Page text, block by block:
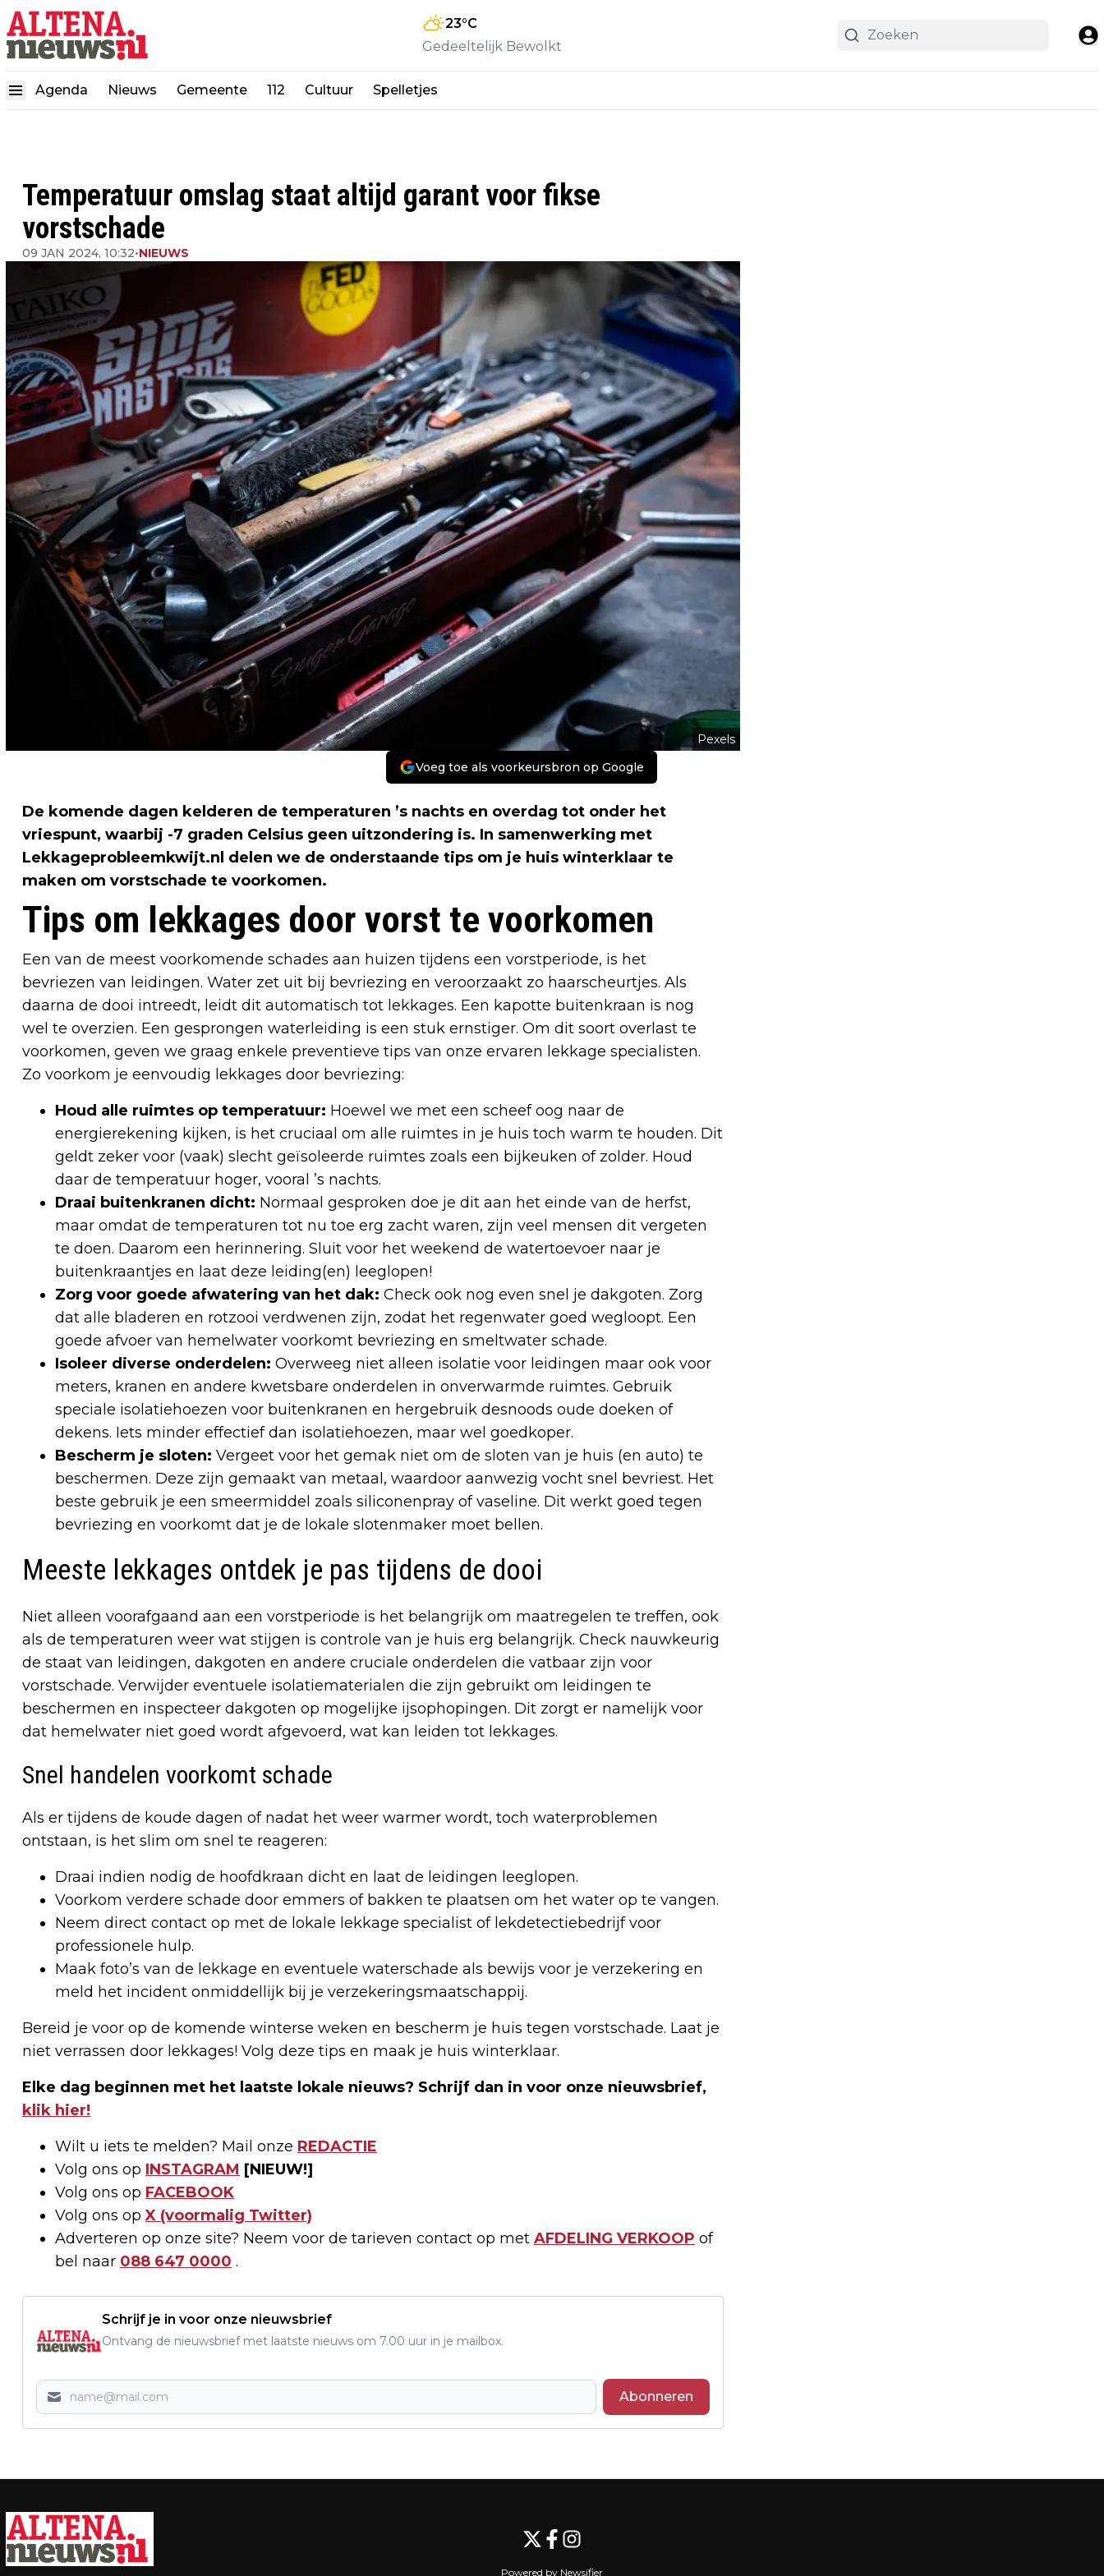
23°C
Gedeeltelijk Bewolkt
Agenda Nieuws Gemeente 112 Cultuur Spelletjes
Temperatuur omslag staat altijd garant voor fikse
vorstschade
09 JAN 2024, 10:32•NIEUWS
Pexels
Voeg toe als voorkeursbron op Google
De komende dagen kelderen de temperaturen ’s nachts en overdag tot onder het
vriespunt, waarbij -7 graden Celsius geen uitzondering is. In samenwerking met
Lekkageprobleemkwijt.nl delen we de onderstaande tips om je huis winterklaar te
maken om vorstschade te voorkomen.
Tips om lekkages door vorst te voorkomen
Een van de meest voorkomende schades aan huizen tijdens een vorstperiode, is het
bevriezen van leidingen. Water zet uit bij bevriezing en veroorzaakt zo haarscheurtjes. Als
daarna de dooi intreedt, leidt dit automatisch tot lekkages. Een kapotte buitenkraan is nog
wel te overzien. Een gesprongen waterleiding is een stuk ernstiger. Om dit soort overlast te
voorkomen, geven we graag enkele preventieve tips van onze ervaren lekkage specialisten.
Zo voorkom je eenvoudig lekkages door bevriezing:
Houd alle ruimtes op temperatuur: Hoewel we met een scheef oog naar de
energierekening kijken, is het cruciaal om alle ruimtes in je huis toch warm te houden. Dit
geldt zeker voor (vaak) slecht geïsoleerde ruimtes zoals een bijkeuken of zolder. Houd
daar de temperatuur hoger, vooral ’s nachts.
Draai buitenkranen dicht: Normaal gesproken doe je dit aan het einde van de herfst,
maar omdat de temperaturen tot nu toe erg zacht waren, zijn veel mensen dit vergeten
te doen. Daarom een herinnering. Sluit voor het weekend de watertoevoer naar je
buitenkraantjes en laat deze leiding(en) leeglopen!
Zorg voor goede afwatering van het dak: Check ook nog even snel je dakgoten. Zorg
dat alle bladeren en rotzooi verdwenen zijn, zodat het regenwater goed wegloopt. Een
goede afvoer van hemelwater voorkomt bevriezing en smeltwater schade.
Isoleer diverse onderdelen: Overweeg niet alleen isolatie voor leidingen maar ook voor
meters, kranen en andere kwetsbare onderdelen in onverwarmde ruimtes. Gebruik
speciale isolatiehoezen voor buitenkranen en hergebruik desnoods oude doeken of
dekens. Iets minder effectief dan isolatiehoezen, maar wel goedkoper.
Bescherm je sloten: Vergeet voor het gemak niet om de sloten van je huis (en auto) te
beschermen. Deze zijn gemaakt van metaal, waardoor aanwezig vocht snel bevriest. Het
beste gebruik je een smeermiddel zoals siliconenpray of vaseline. Dit werkt goed tegen
bevriezing en voorkomt dat je de lokale slotenmaker moet bellen.
Meeste lekkages ontdek je pas tijdens de dooi
Niet alleen voorafgaand aan een vorstperiode is het belangrijk om maatregelen te treffen, ook
als de temperaturen weer wat stijgen is controle van je huis erg belangrijk. Check nauwkeurig
de staat van leidingen, dakgoten en andere cruciale onderdelen die vatbaar zijn voor
vorstschade. Verwijder eventuele isolatiematerialen die zijn gebruikt om leidingen te
beschermen en inspecteer dakgoten op mogelijke ijsophopingen. Dit zorgt er namelijk voor
dat hemelwater niet goed wordt afgevoerd, wat kan leiden tot lekkages.
Snel handelen voorkomt schade
Als er tijdens de koude dagen of nadat het weer warmer wordt, toch waterproblemen
ontstaan, is het slim om snel te reageren:
Draai indien nodig de hoofdkraan dicht en laat de leidingen leeglopen.
Voorkom verdere schade door emmers of bakken te plaatsen om het water op te vangen.
Neem direct contact op met de lokale lekkage specialist of lekdetectiebedrijf voor
professionele hulp.
Maak foto’s van de lekkage en eventuele waterschade als bewijs voor je verzekering en
meld het incident onmiddellijk bij je verzekeringsmaatschappij.
Bereid je voor op de komende winterse weken en bescherm je huis tegen vorstschade. Laat je
niet verrassen door lekkages! Volg deze tips en maak je huis winterklaar.
Elke dag beginnen met het laatste lokale nieuws? Schrijf dan in voor onze nieuwsbrief,
klik hier!
Wilt u iets te melden? Mail onze REDACTIE
Volg ons op INSTAGRAM [NIEUW!]
Volg ons op FACEBOOK
Volg ons opX (voormalig Twitter)
Adverteren op onze site? Neem voor de tarieven contact op met AFDELING VERKOOP of
bel naar 088 647 0000 .
Schrijf je in voor onze nieuwsbrief
Ontvang de nieuwsbrief met laatste nieuws om 7.00 uur in je mailbox.
Abonneren
FRONTRUNNERS MINISTRIES VRAAGT
VERGUNNING AAN VOOR RELIGIEUS
COMPLEX IN DUSSEN
UITSPANNING ORGANISEERT
NIEUWJAARSCONCERT
Powered by Newsifier